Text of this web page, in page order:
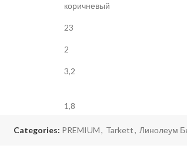
коричневый
23
2
3,2
1,8
Categories: PREMIUM, Tarkett, Линолеум